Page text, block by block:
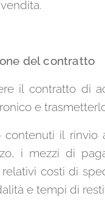
del contratto
il contratto di
e
contenuti il
i mezzi di
costi di
e tempi di